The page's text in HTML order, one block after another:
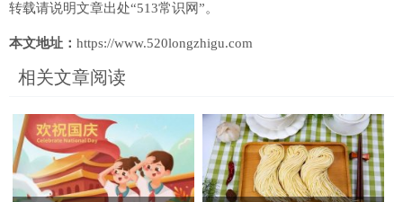
转载请说明文章出处“513常识网”。
本文地址： https://www.520longzhigu.com
相关文章阅读